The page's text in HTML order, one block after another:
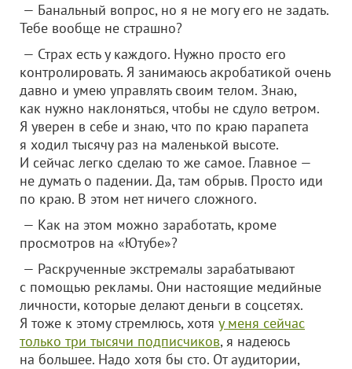
— Банальный вопрос, но я не могу его не задать.
Тебе вообще не страшно?
— Страх есть у каждого. Нужно просто его
контролировать. Я занимаюсь акробатикой очень
давно и умею управлять своим телом. Знаю,
как нужно наклоняться, чтобы не сдуло ветром.
Я уверен в себе и знаю, что по краю парапета
я ходил тысячу раз на маленькой высоте.
И сейчас легко сделаю то же самое. Главное —
не думать о падении. Да, там обрыв. Просто иди
по краю. В этом нет ничего сложного.
— Как на этом можно заработать, кроме
просмотров на «Ютубе»?
— Раскрученные экстремалы зарабатывают
с помощью рекламы. Они настоящие медийные
личности, которые делают деньги в соцсетях.
Я тоже к этому стремлюсь, хотя у меня сейчас
только три тысячи подписчиков, я надеюсь
на большее. Надо хотя бы сто. От аудитории,